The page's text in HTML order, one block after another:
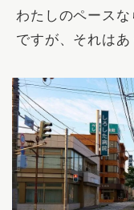
わたしのペース
ですが、それはあ